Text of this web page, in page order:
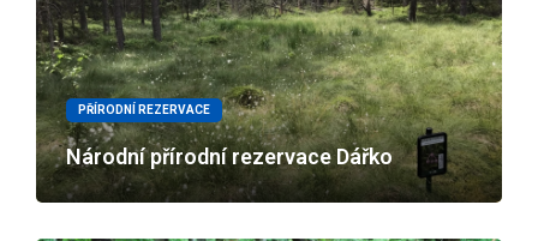
PŘÍRODNÍ REZERVACE
Národní přírodní rezervace Dářko